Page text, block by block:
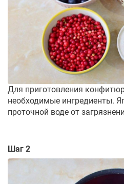
Для приготовления
необходимые ингредиенты.
проточной воде от
Шаг 2